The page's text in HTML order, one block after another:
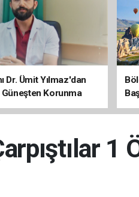
Dr. Ümit Yılmaz'dan
Güneşten Korunma
ve
1